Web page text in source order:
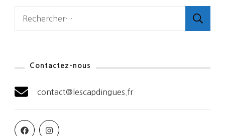
Contactez-nous
contact@lescapdingues.fr